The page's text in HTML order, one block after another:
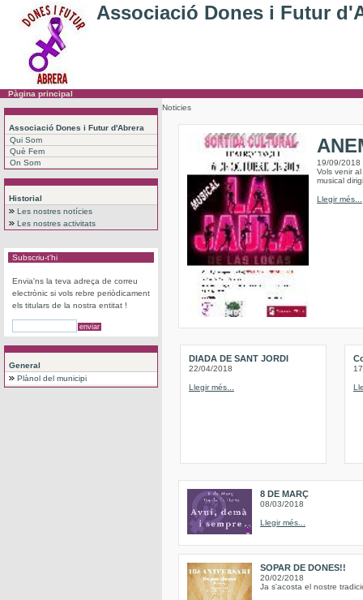
Associació Dones i Futur
Pàgina principal
Associació Dones i Futur d'Abrera
Qui Som
Què Fem
On Som
Historial
Les nostres notícies
Les nostres activitats
Subscriu-t'hi
Envia'ns la teva adreça de correu
electrònic si vols rebre periòdicament
els titulars de la nostra entitat !
General
Plànol del municipi
Noticies
19/09/2018
Vols venir
musical
Llegir més...
DIADA DE SANT JORDI
22/04/2018
Llegir més...
8 DE MARÇ
08/03/2018
Llegir més...
SOPAR DE DONES!!
20/02/2018
Ja s'acosta el nostre